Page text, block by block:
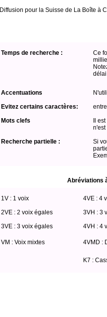
Diffusion pour la Suisse de La Boîte à
Temps de recherche :
Ce
Accentuations
Evitez certains caractères:
Mots clefs
Il
n'est
Recherche partielle :
Si
Abréviations
1V : 1 voix 4VE : 4
2VE : 2 voix égales
3VH : 3
3VE : 3 voix égales
4VH : 4
VM : Voix mixtes 4VMD :
K7 :